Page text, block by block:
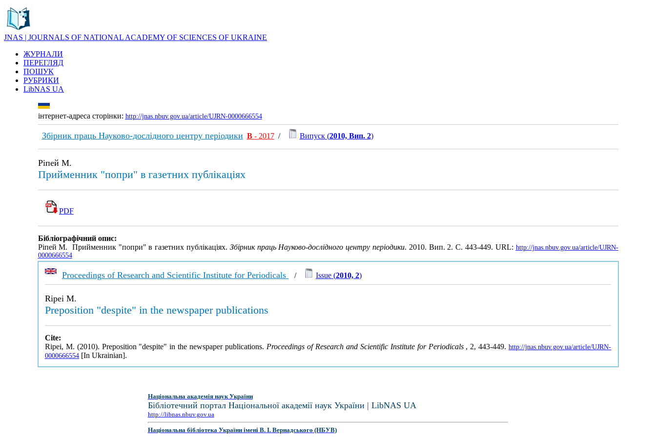
JNAS | JOURNALS OF NATIONAL ACADEMY OF SCIENCES OF UKRAINE
ЖУРНАЛИ
ПЕРЕГЛЯД
ПОШУК
РУБРИКИ
LibNAS UA
інтернет-адреса сторінки: http://jnas.nbuv.gov.ua/article/UJRN-0000666554
Збірник праць Науково-дослідного центру періодики В- 2017/ Випуск (2010, Вип. 2)
Ріпей М.
Прийменник "попри" в газетних публікаціях
PDF
Бібліографічний опис:
Ріпей М. Прийменник "попри" в газетних публікаціях. Збірник праць Науково-дослідного центру періодики. 2010. Вип. 2. С. 443-449. URL: http://jnas.nbuv.gov.ua/article/UJRN-
0000666554
Proceedings of Research and Scientific Institute for Periodicals / Issue (2010, 2)
Ripei M.
Preposition "despite" in the newspaper publications
Cite:
Ripei, M. (2010). Preposition "despite" in the newspaper publications. Proceedings of Research and Scientific Institute for Periodicals , 2, 443-449.http://jnas.nbuv.gov.ua/article/UJRN-
0000666554[In Ukrainian].
Національна академія наук України
Бібліотечний портал Національної академії наук України | LibNAS UA
http://libnas.nbuv.gov.ua
Національна бібліотека України імені В. І. Вернадського (НБУВ)